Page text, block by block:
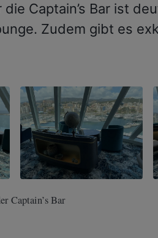
Captain’s Bar ist
Zudem gibt es
Captain’s Bar